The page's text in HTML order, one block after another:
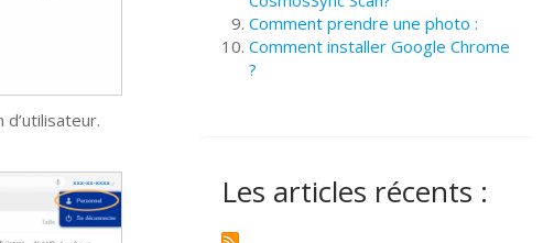
Comment prendre une photo :
Comment installer Google Chrome
?
Les articles récents :